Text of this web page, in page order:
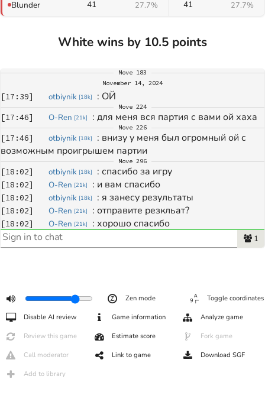
Blunder 41 27.7% 41 27.7%
White wins by 10.5 points
Move 183
November 14, 2024
[17:39] otbiynik [18k] : ОЙ
Move 224
[17:46] O-Ren [21k] : для меня вся партия с вами ой хаха
Move 226
[17:46] otbiynik [18k] : внизу у меня был огромный ой с
возможным проигрышем партии
Move 296
[18:02] otbiynik [18k] : спасибо за игру
[18:02] O-Ren [21k] : и вам спасибо
[18:02] otbiynik [18k] : я занесу результаты
[18:02] O-Ren [21k] : отправите резкльат?
[18:02] O-Ren [21k] : хорошо спасибо
1
Zen mode Toggle coordinates
Disable AI review Game information Analyze game
Review this game Estimate score Fork game
Call moderator Link to game Download SGF
Add to library